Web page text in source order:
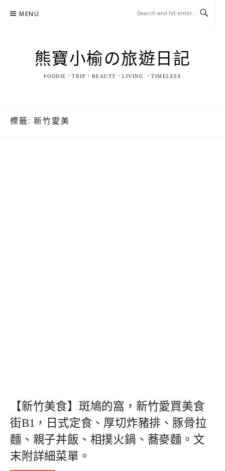
MENU
熊寶小榆の旅遊日記
FOODIE．TRIP．BEAUTY．LIVING ．TIMELESS
標籤: 新竹愛美
【新竹美食】斑鳩的窩，新竹愛買美食
街B1，日式定食、厚切炸豬排、豚骨拉
麵、親子丼飯、相撲火鍋、蕎麥麵。文
末附詳細菜單。